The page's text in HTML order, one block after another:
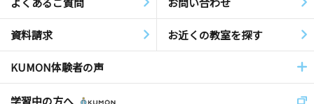
資料請求 お近くの教室を探す
KUMON体験者の声
学習中の方へ